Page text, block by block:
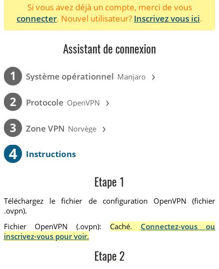
Si vous avez déjà un compte, merci de vous
connecter. Nouvel utilisateur? Inscrivez vous ici.
Assistant de connexion
1 Système opérationnel Manjaro ›
2 Protocole OpenVPN ›
3 Zone VPN Norvège ›
4 Instructions
Etape 1
Téléchargez le fichier de configuration OpenVPN (fichier
.ovpn).
Fichier OpenVPN (.ovpn):
Caché. Connectez-vous ou
inscrivez-vous pour voir.
Etape 2